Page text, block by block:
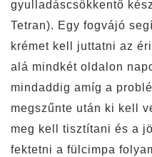
gyulladáscsökkentő
Tetran). Egy fogvájó
krémet kell juttatni az
alá mindkét oldalon
mindaddig amíg a
megszűnte után ki kell
meg kell tisztítani és a
fektetni a fülcimpa